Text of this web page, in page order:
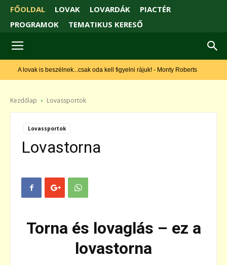
FŐOLDAL LOVAK LOVARDÁK
PIACTÉR
PROGRAMOK
TEMATIKUS KERESŐ
A lovak is beszélnek...csak oda kell figyelni rájuk! - Monty Roberts
Kezdőlap Lovassportok
Lovassportok
Lovastorna
Torna és lovaglás – ez a
lovastorna